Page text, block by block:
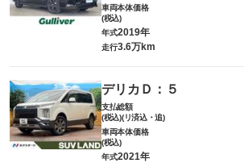
車両本体価格
(税込)
年式2019年
走行3.6万km
デリカＤ：５
支払総額
(税込)(リ済込・追)
車両本体価格
(税込)
年式2021年